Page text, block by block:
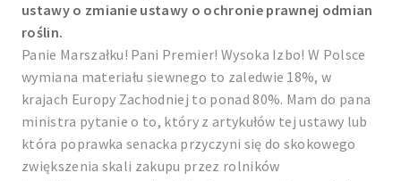
ustawy o zmianie ustawy o ochronie prawnej odmian
roślin.
Panie Marszałku! Pani Premier! Wysoka Izbo! W Polsce
wymiana materiału siewnego to zaledwie 18%, w
krajach Europy Zachodniej to ponad 80%. Mam do pana
ministra pytanie o to, który z artykułów tej ustawy lub
która poprawka senacka przyczyni się do skokowego
zwiększenia skali zakupu przez rolników